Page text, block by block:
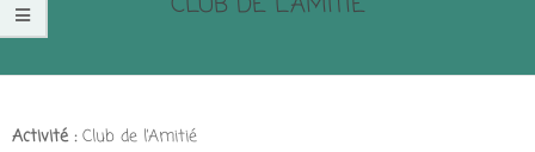
Activité : Club de l’Amitié